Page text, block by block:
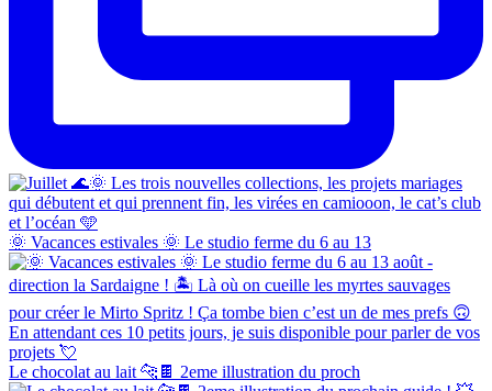
🌞 Vacances estivales 🌞 Le studio ferme du 6 au 13
Le chocolat au lait 🐆🍫 2eme illustration du proch